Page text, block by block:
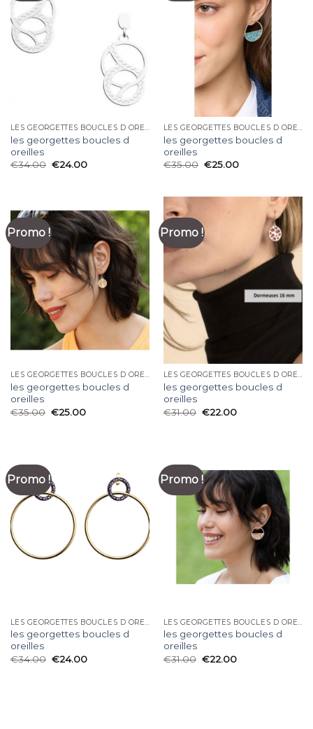
LES GEORGETTES BOUCLES D OREILLES
les georgettes boucles d
oreilles
€34.00 €24.00
LES GEORGETTES BOUCLES D OREILLES
les georgettes boucles d
oreilles
€35.00 €25.00
Promo !
LES GEORGETTES BOUCLES D OREILLES
les georgettes boucles d
oreilles
€35.00 €25.00
Promo !
LES GEORGETTES BOUCLES D OREILLES
les georgettes boucles d
oreilles
€31.00 €22.00
Promo !
LES GEORGETTES BOUCLES D OREILLES
les georgettes boucles d
oreilles
€34.00 €24.00
Promo !
LES GEORGETTES BOUCLES D OREILLES
les georgettes boucles d
oreilles
€31.00 €22.00